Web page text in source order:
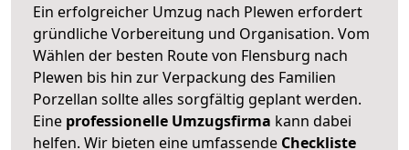
Ein erfolgreicher Umzug nach Plewen erfordert
gründliche Vorbereitung und Organisation. Vom
Wählen der besten Route von Flensburg nach
Plewen bis hin zur Verpackung des Familien
Porzellan sollte alles sorgfältig geplant werden.
Eine professionelle Umzugsfirma kann dabei
helfen. Wir bieten eine umfassende Checkliste